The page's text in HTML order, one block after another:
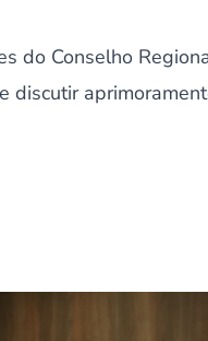
do Conselho
discutir